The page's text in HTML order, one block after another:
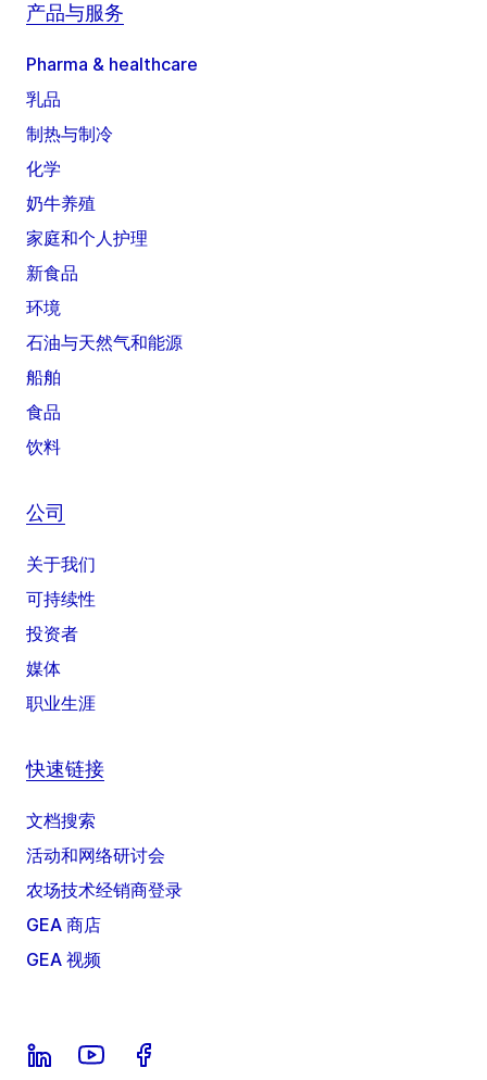
产品与服务
Pharma & healthcare
乳品
制热与制冷
化学
奶牛养殖
家庭和个人护理
新食品
环境
石油与天然气和能源
船舶
食品
饮料
公司
关于我们
可持续性
投资者
媒体
职业生涯
快速链接
文档搜索
活动和网络研讨会
农场技术经销商登录
GEA 商店
GEA 视频